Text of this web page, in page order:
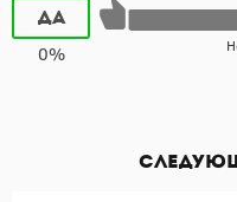
Да
0%